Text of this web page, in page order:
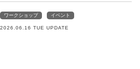
ワークショップ イベント
2026.06.16 TUE UPDATE